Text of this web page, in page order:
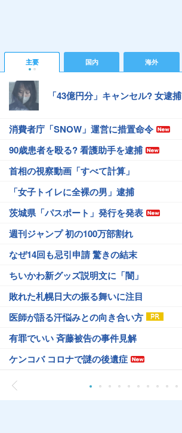
主要 国内 海外
「43億円分」キャンセル? 女逮捕
消費者庁「SNOW」運営に措置命令
90歳患者を殴る? 看護助手を逮捕
首相の視察動画「すべて計算」
「女子トイレに全裸の男」逮捕
茨城県「パスポート」発行を発表
週刊ジャンプ 初の100万部割れ
なぜ14回も忌引申請 驚きの結末
ちいかわ新グッズ説明文に「闇」
敗れた札幌日大の振る舞いに注目
医師が語る汗悩みとの向き合い方
有罪でいい 斉藤被告の事件見解
ケンコバ コロナで謎の後遺症